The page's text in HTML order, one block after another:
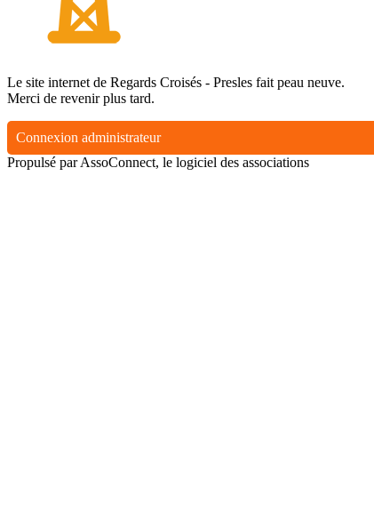
Le site internet de Regards Croisés - Presles fait peau neuve.
Merci de revenir plus tard.
Connexion administrateur
Propulsé par AssoConnect, le logiciel des associations